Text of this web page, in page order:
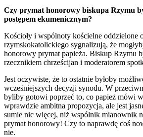
Czy prymat honorowy biskupa Rzymu
postępem ekumenicznym?
Kościoły i wspólnoty kościelne oddzielone
rzymskokatolickiego sygnalizują, że
honorowy prymat papieża. Biskup Rzymu
rzecznikiem chrześcijan i moderatorem
Jest oczywiste, że to ostatnie byłoby
wcześniejszych decyzji synodu. W
byliby gotowi poprzeć to, co papież mówi
wprawdzie ambitna propozycja, ale jest
sumie nic więcej, niż wspólnik mianownik
prymat honorowy! Czy to naprawdę coś
nie.